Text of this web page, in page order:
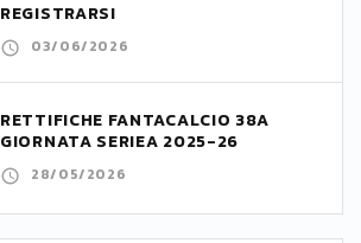
REGISTRARSI
03/06/2026
RETTIFICHE FANTACALCIO 38A
GIORNATA SERIEA 2025-26
28/05/2026